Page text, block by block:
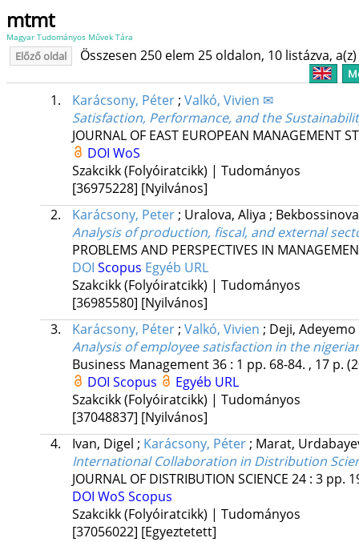
mtmt
Magyar Tudományos Művek Tára
Előző oldal Összesen 250 elem 25 oldalon, 10 listázva,
1. Karácsony, Péter; Valkó, Vivien ✉
Satisfaction, Performance, and the
JOURNAL OF EAST EUROPEAN MANAGEMENT
DOI WoS
Szakcikk (Folyóiratcikk) | Tudományos
[36975228] [Nyilvános]
2.
Karácsony, Peter; Uralova, Aliya ;
Analysis of production, fiscal, and external
PROBLEMS AND PERSPECTIVES IN
DOI Scopus Egyéb URL
Szakcikk (Folyóiratcikk) | Tudományos
[36985580] [Nyilvános]
3.
Karácsony, Péter; Valkó, Vivien ; Deji, Adeyemo
Analysis of employee satisfaction in the
Business Management36: 1 pp. 68-84. , 17 p.
DOI Scopus
Egyéb URL
Szakcikk (Folyóiratcikk) | Tudományos
[37048837] [Nyilvános]
4.
Ivan, Digel ; Karácsony, Péter; Marat,
International Collaboration in Distribution
JOURNAL OF DISTRIBUTION SCIENCE 24: 3 pp.
DOI WoS Scopus
Szakcikk (Folyóiratcikk) | Tudományos
[37056022] [Egyeztetett]